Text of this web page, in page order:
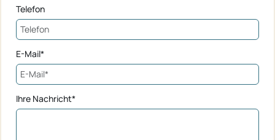
Telefon
E-Mail*
Ihre Nachricht*